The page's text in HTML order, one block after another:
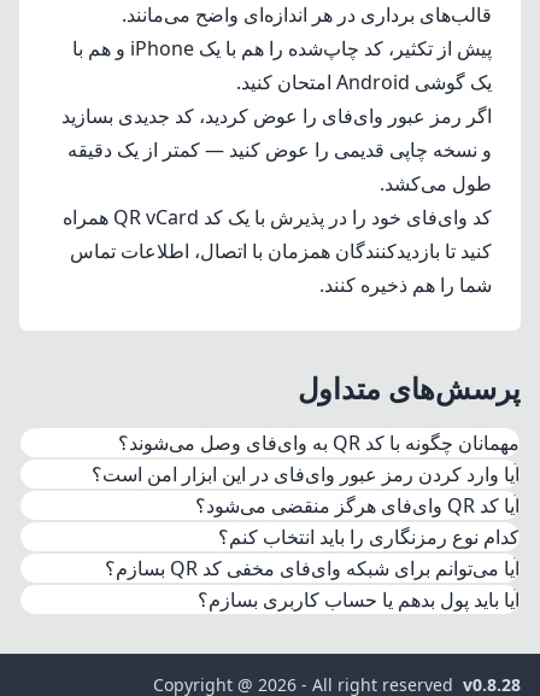
قالب‌های برداری در هر اندازه‌ای واضح می‌مانند.
پیش از تکثیر، کد چاپ‌شده را هم با یک iPhone و هم با
یک گوشی Android امتحان کنید.
اگر رمز عبور وای‌فای را عوض کردید، کد جدیدی بسازید
و نسخه چاپی قدیمی را عوض کنید — کمتر از یک دقیقه
طول می‌کشد.
کد وای‌فای خود را در پذیرش با یک کد QR vCard
همراه
کنید تا بازدیدکنندگان همزمان با اتصال، اطلاعات تماس
شما را هم ذخیره کنند.
پرسش‌های متداول
مهمانان چگونه با کد QR به وای‌فای وصل می‌شوند؟
برنامه دوربین پیش‌فرض گوشی را باز می‌کنند و آن را رو به
امروزی قالب WIFI: را خودکار تشخیص می‌دهند و پیشنهاد
پیوستن به شبکه را نشان می‌دهند. یک لمس آن‌ها را وصل
می‌کند — نه رمز عبوری برای تایپ کردن هست و نه برنامه
آیا وارد کردن رمز عبور وای‌فای در این ابزار امن است؟
آیا کد QR وای‌فای هرگز منقضی می‌شود؟
کدام نوع رمزنگاری را باید انتخاب کنم؟
آیا می‌توانم برای شبکه وای‌فای مخفی کد QR بسازم؟
آیا باید پول بدهم یا حساب کاربری بسازم؟
Copyright @ 2026 - All right reserved v0.8.28